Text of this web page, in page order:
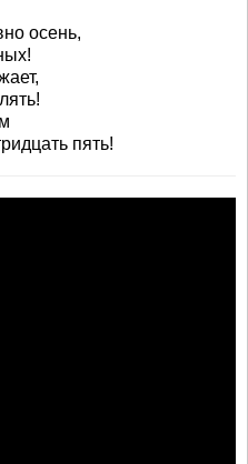
осень,
пять!